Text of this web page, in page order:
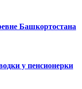
Башкортостана
у пенсионерки